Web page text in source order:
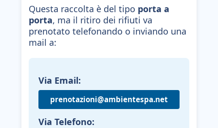
Questa raccolta è del tipo porta a
porta, ma il ritiro dei rifiuti va
prenotato telefonando o inviando una
mail a:
Via Email:
prenotazioni@ambientespa.net
Via Telefono: